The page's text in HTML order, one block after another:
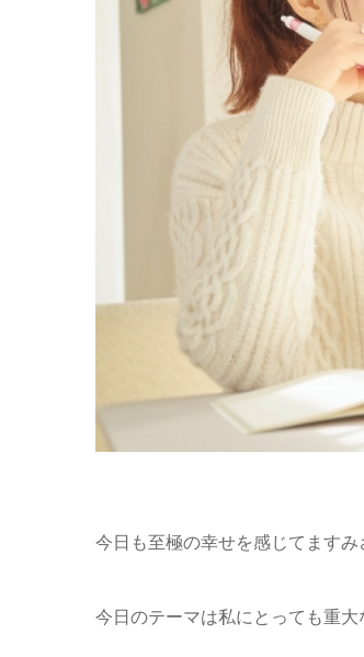
今日も至極の幸せを感じてます
今日のテーマは私にとっても重大